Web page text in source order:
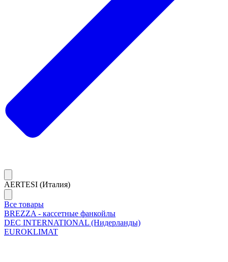
AERTESI (Италия)
Все товары
BREZZA - кассетные фанкойлы
DEC INTERNATIONAL (Нидерланды)
EUROKLIMAT